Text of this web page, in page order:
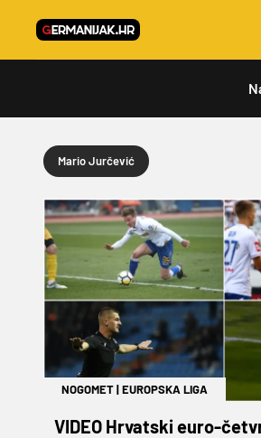
Mario Jurčević
NOGOMET|EUROPSKA LIGA
VIDEO Hrvatski euro-